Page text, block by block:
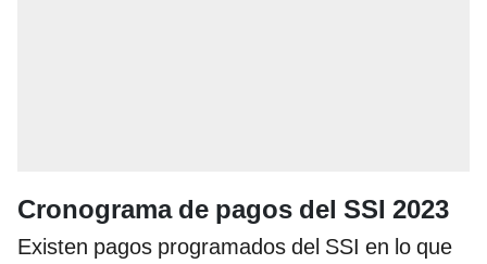
Cronograma de pagos del SSI 2023
Existen pagos programados del SSI en lo que